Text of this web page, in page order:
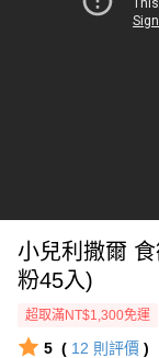
小兒利撒爾
粉45入)
超取滿NT$1,300免運
5 ( 12 則評價 )